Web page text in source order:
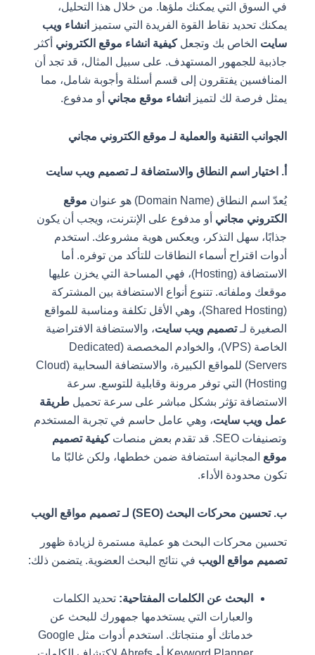
في السوق التي يمكنك ملؤها. من خلال هذا التحليل،
يمكنك تحديد نقاط القوة الفريدة التي ستميزانشاء ويب
سايتالخاص بك وتجعل كيفية انشاء موقع الكترونيأكثر
جاذبية للجمهور المستهدف. على سبيل المثال، قد تجد أن
المنافسين يفتقرون إلى قسم أسئلة وأجوبة شامل، مما
يمثل فرصة لك لتميزانشاء موقع مجانيأو مدفوع.
الجوانب التقنية والعملية لـ موقع الكتروني مجاني
أ. اختيار اسم النطاق والاستضافة لـ تصميم ويب سايت
يُعدّ اسم النطاق (Domain Name) هو عنوان
موقع
الكتروني مجانيأو مدفوع على الإنترنت، ويجب أن يكون
جذابًا، سهل التذكر، ويعكس هوية مشروعك. استخدم
أدوات اقتراح أسماء النطاقات للتأكد من توفره. أما
الاستضافة (Hosting)، فهي المساحة التي يخزن عليها
موقعك وملفاته. تتنوع أنواع الاستضافة بين المشتركة
(Shared Hosting)، وهي الأقل تكلفة ومناسبة للمواقع
الصغيرة لـتصميم ويب سايت، والاستضافة الافتراضية
الخاصة (VPS)، والخوادم المخصصة (Dedicated
Servers) للمواقع الكبيرة، والاستضافة السحابية (Cloud
Hosting) التي توفر مرونة وقابلية للتوسع. سرعة
الاستضافة تؤثر بشكل مباشر على سرعة تحميل طريقة
عمل ويب سايت، وهي عامل حاسم في تجربة المستخدم
وتصنيفات SEO. قد تقدم بعض منصات
كيفية تصميم
موقعالمجانية استضافة ضمن خططها، ولكن غالبًا ما
تكون محدودة الأداء.
ب. تحسين محركات البحث (SEO) لـ تصميم مواقع الويب
تحسين محركات البحث هو عملية مستمرة لزيادة ظهور
تصميم مواقع الويبفي نتائج البحث العضوية. يتضمن ذلك:
البحث عن الكلمات المفتاحية:تحديد الكلمات
والعبارات التي يستخدمها جمهورك للبحث عن
خدماتك أو منتجاتك. استخدم أدوات مثل Google